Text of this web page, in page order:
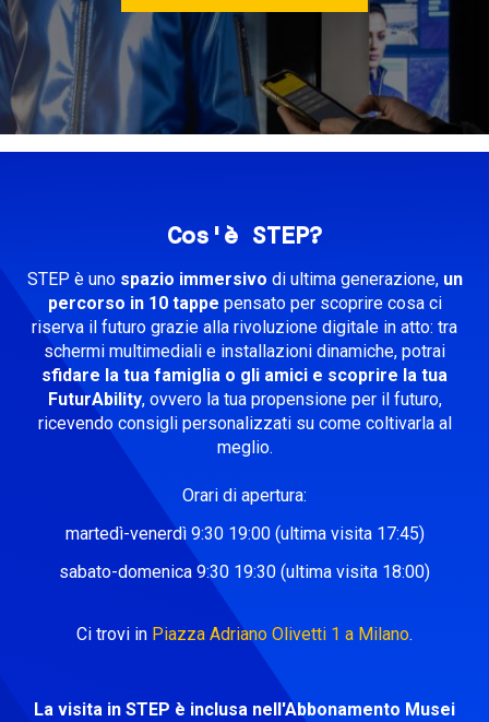
Cos'è STEP?
STEP è uno spazio immersivo di ultima generazione, un
percorso in 10 tappe pensato per scoprire cosa ci
riserva il futuro grazie alla rivoluzione digitale in atto: tra
schermi multimediali e installazioni dinamiche, potrai
sfidare la tua famiglia o gli amici e scoprire la tua
FuturAbility, ovvero la tua propensione per il futuro,
ricevendo consigli personalizzati su come coltivarla al
meglio.
Orari di apertura:
martedì-venerdì 9:30 19:00 (ultima visita 17:45)
sabato-domenica 9:30 19:30 (ultima visita 18:00)
Ci trovi in Piazza Adriano Olivetti 1 a Milano.
La visita in STEP è inclusa nell'Abbonamento Musei